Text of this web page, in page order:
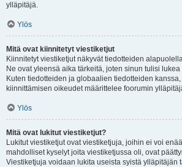
ylläpitäjä.
Ylös
Mitä ovat kiinnitetyt viestiketjut
Kiinnitetyt viestiketjut näkyvät tiedotteiden
Ne ovat yleensä aika tärkeitä, joten sinun tulisi
Kuten tiedotteiden ja globaalien tiedotteiden
kiinnittämisen oikeudet määrittelee foorumin
Ylös
Mitä ovat lukitut viestiketjut?
Lukitut viestiketjut ovat viestiketjuja, joihin ei voi
mahdolliset kyselyt joita viestiketjussa oli, ovat
Viestiketjuja voidaan lukita useista syistä ylläpitäjän